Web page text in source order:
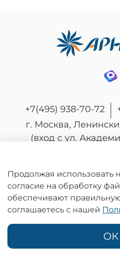
+7(495) 938-70-72
г. Москва,
(вход с ул.
© 2026 Любое
письменного
Информация на сайте носит
Гражданского кодекса
Политика
Продолжая использовать
согласие на обработку
обеспечивают
соглашаетесь с нашей
ОК